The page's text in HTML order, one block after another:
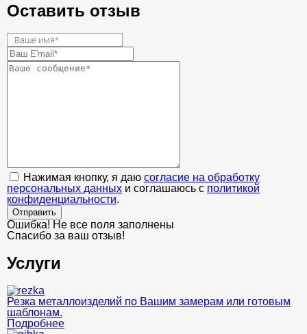
Оставить отзыв
Нажимая кнопку, я даю согласие на обработку
персональных данных и соглашаюсь с политикой
конфиденциальности.
Отправить
Ошибка! Не все поля заполнены
Спасибо за ваш отзыв!
Услуги
Резка металлоизделий по Вашим замерам или готовым
шаблонам.
Подробнее